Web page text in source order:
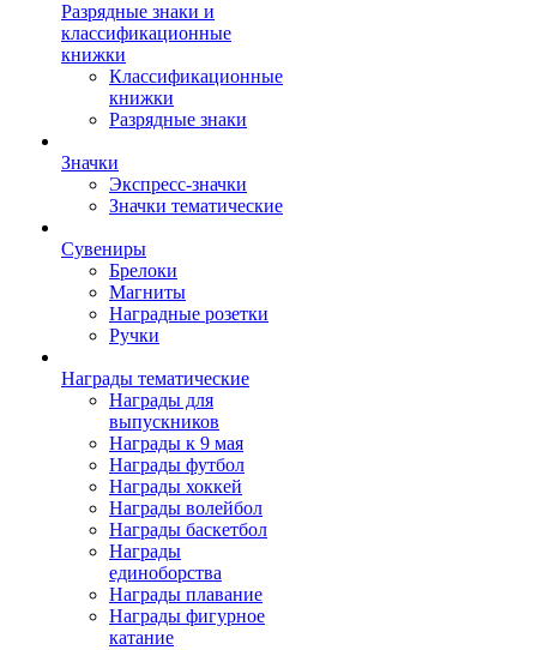
Разрядные знаки и
классификационные
книжки
Классификационные
книжки
Разрядные знаки
Значки
Экспресс-значки
Значки тематические
Сувениры
Брелоки
Магниты
Наградные розетки
Ручки
Награды тематические
Награды для
выпускников
Награды к 9 мая
Награды футбол
Награды хоккей
Награды волейбол
Награды баскетбол
Награды
единоборства
Награды плавание
Награды фигурное
катание